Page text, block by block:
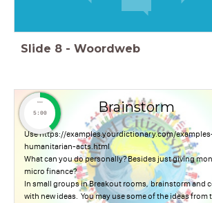
Slide 8 - Woordweb
Brainstorm
Use https://examples.yourdictionary.com/
humanitarian-acts.html
What can you do personally? Besides just giving
micro finance?
In small groups in Breakout rooms, brainstorm and
with new ideas. You may use some of the ideas from
timer
5:00